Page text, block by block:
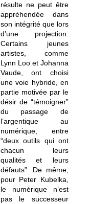
résulte ne peut être
appréhendée dans
son intégrité que lors
d’une projection.
Certains jeunes
artistes, comme
Lynn Loo et Johanna
Vaude, ont choisi
une voie hybride, en
partie motivée par le
désir de “témoigner”
du passage de
l’argentique au
numérique, entre
“deux outils qui ont
chacun leurs
qualités et leurs
défauts”. De même,
pour Peter Kubelka,
le numérique n’est
pas le successeur